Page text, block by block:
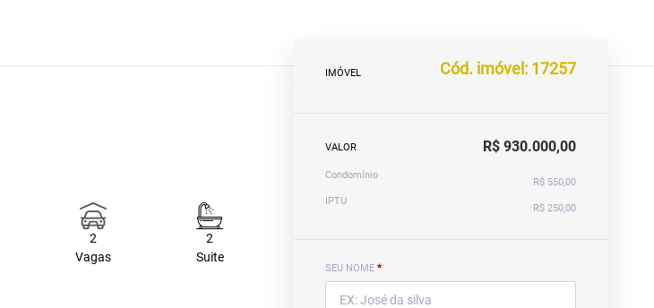
2
Vagas
2
Suite
IMÓVEL Cód. imóvel: 17257
VALOR R$ 930.000,00
Condomínio
R$ 550,00
IPTU
R$ 250,00
SEU NOME *